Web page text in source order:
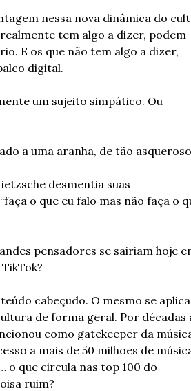
nessa nova dinâmica do
tem algo a dizer, podem
E os que não tem algo a dizer,
digital.
um sujeito simpático. Ou
a uma aranha, de tão
desmentia suas
o que eu falo mas não faça o
pensadores se sairiam hoje
cabeçudo. O mesmo se aplica
de forma geral. Por décadas
como gatekeeper da
a mais de 50 milhões de
o que circula nas top 100 do
ruim?